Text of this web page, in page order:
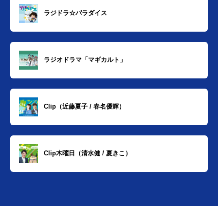
ラジドラ☆パラダイス
ラジオドラマ「マギカルト」
Clip（近藤夏子 / 春名優輝）
Clip木曜日（清水健 / 夏きこ）